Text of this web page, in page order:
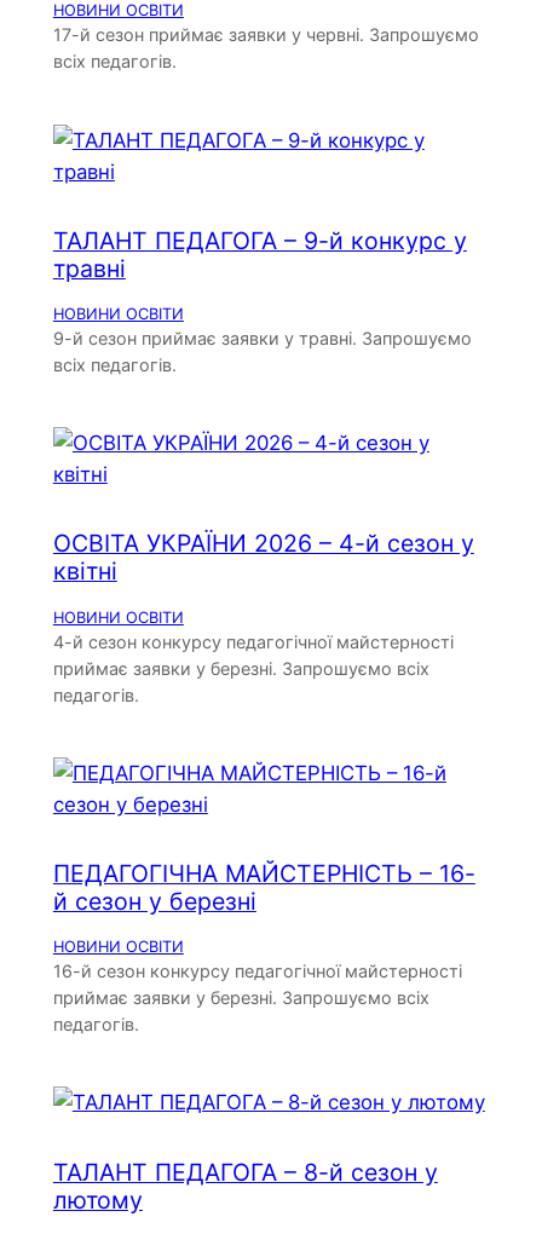
НОВИНИ ОСВІТИ
17-й сезон приймає заявки у червні. Запрошуємо
всіх педагогів.
ТАЛАНТ ПЕДАГОГА – 9-й конкурс у
травні
НОВИНИ ОСВІТИ
9-й сезон приймає заявки у травні. Запрошуємо
всіх педагогів.
ОСВІТА УКРАЇНИ 2026 – 4-й сезон у
квітні
НОВИНИ ОСВІТИ
4-й сезон конкурсу педагогічної майстерності
приймає заявки у березні. Запрошуємо всіх
педагогів.
ПЕДАГОГІЧНА МАЙСТЕРНІСТЬ – 16-
й сезон у березні
НОВИНИ ОСВІТИ
16-й сезон конкурсу педагогічної майстерності
приймає заявки у березні. Запрошуємо всіх
педагогів.
ТАЛАНТ ПЕДАГОГА – 8-й сезон у
лютому